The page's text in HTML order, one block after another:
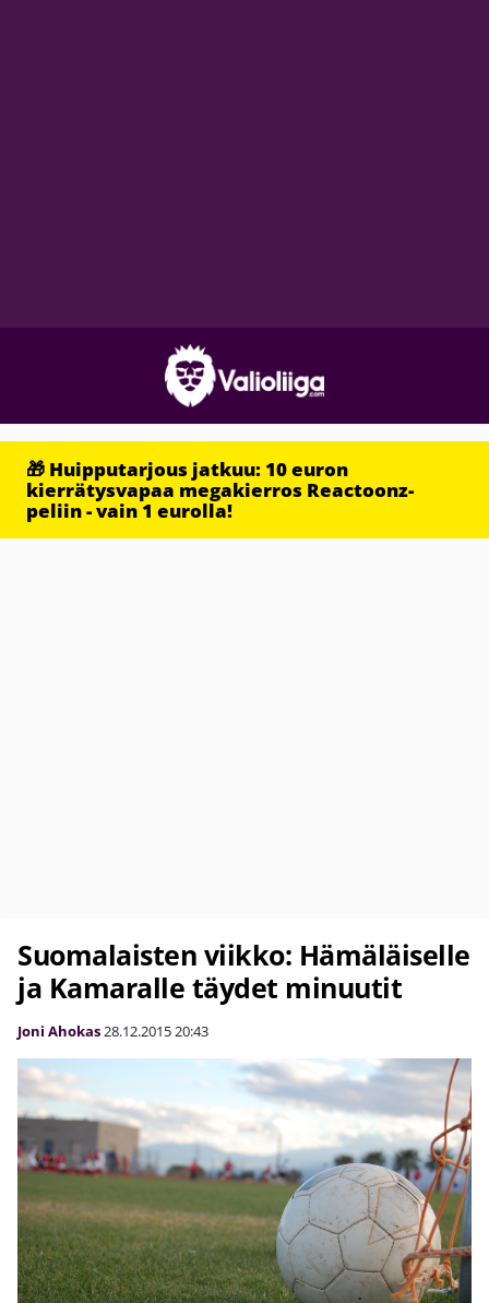
🎁 Huipputarjous jatkuu: 10 euron
kierrätysvapaa megakierros Reactoonz-
peliin - vain 1 eurolla!
Suomalaisten viikko: Hämäläiselle
ja Kamaralle täydet minuutit
Joni Ahokas28.12.201520:43